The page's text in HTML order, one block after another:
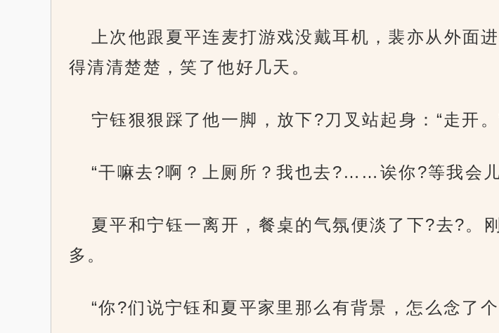
上次他跟夏平连麦打游戏没戴耳机，裴亦从外面
得清清楚楚，笑了他好几天。
宁钰狠狠踩了他一脚，放下?刀叉站起身：“走开。
“干嘛去?啊？上厕所？我也去?……诶你?等我会
夏平和宁钰一离开，餐桌的气氛便淡了下?去?。
多。
“你?们说宁钰和夏平家里那么有背景，怎么念了